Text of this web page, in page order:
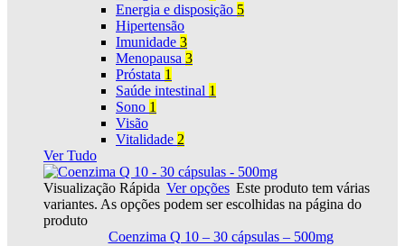
Energia e disposição 5
Hipertensão
Imunidade 3
Menopausa 3
Próstata 1
Saúde intestinal 1
Sono 1
Visão
Vitalidade 2
Ver Tudo
Visualização Rápida Ver opções Este produto tem várias
variantes. As opções podem ser escolhidas na página do
produto
Coenzima Q 10 – 30 cápsulas – 500mg